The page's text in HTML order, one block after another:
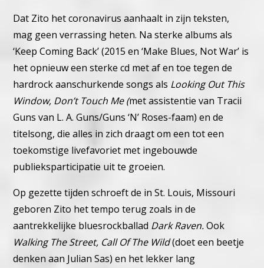
Dat Zito het coronavirus aanhaalt in zijn teksten,
mag geen verrassing heten. Na sterke albums als
‘Keep Coming Back’ (2015 en ‘Make Blues, Not War’ is
het opnieuw een sterke cd met af en toe tegen de
hardrock aanschurkende songs als Looking Out This
Window, Don’t Touch Me (met assistentie van Tracii
Guns van L. A. Guns/Guns ‘N’ Roses-faam) en de
titelsong, die alles in zich draagt om een tot een
toekomstige livefavoriet met ingebouwde
publieksparticipatie uit te groeien.
Op gezette tijden schroeft de in St. Louis, Missouri
geboren Zito het tempo terug zoals in de
aantrekkelijke bluesrockballad Dark Raven.Ook
Walking The Street, Call Of The Wild(doet een beetje
denken aan Julian Sas) en het lekker lang